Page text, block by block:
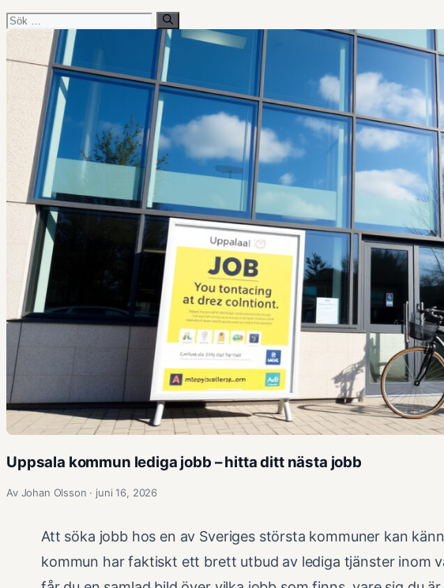
Sök
efter:
Uppsala kommun lediga jobb – hitta ditt nästa jobb
Av Johan Olsson · juni 16, 2026
Att söka jobb hos en av Sveriges största kommuner kan
kommun har faktiskt ett brett utbud av lediga tjänster inom